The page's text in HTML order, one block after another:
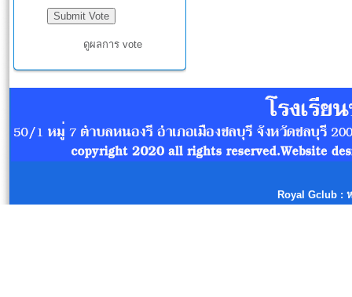
ดูผลการ vote
Royal Gclub :